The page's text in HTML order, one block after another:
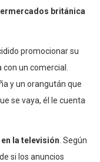
británica
promocionar su
un comercial.
y un orangután que
se vaya, él le cuenta
la televisión . Según
si los anuncios